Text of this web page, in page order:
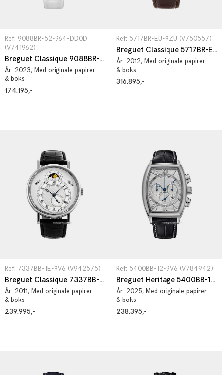
Ref: 9088BR-52-964-DD0D
(V741962)
Breguet Classique 9088BR-52-964-DD0D
År: 2023, Med originale papirer
& boks
174.195,-
Ref: 5717BR-EU-9ZU (V750557)
Breguet Classique 5717BR-EU-9ZU
År: 2012, Med originale papirer
& boks
316.895,-
Ref: 7337BB-1E-9V6 (V942575)
Breguet Classique 7337BB-1E-9V6
År: 2011, Med originale papirer
& boks
239.995,-
Ref: 5400BB-12-9V6 (V784942)
Breguet Heritage 5400BB-12-9V6
År: 2025, Med originale papirer
& boks
238.395,-